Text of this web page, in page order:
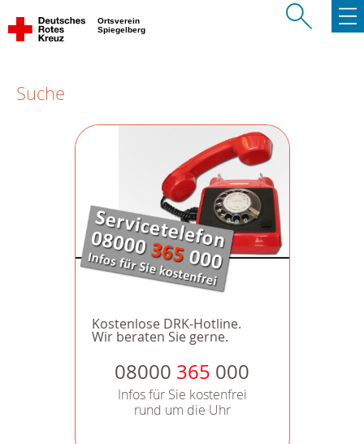
Ortsverein
Spiegelberg
Suche
Kostenlose DRK-Hotline.
Wir beraten Sie gerne.
08000 365 000
Infos für Sie kostenfrei
rund um die Uhr